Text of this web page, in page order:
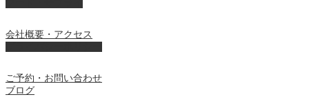
会社概要・アクセス
ご予約・お問い合わせ
ブログ